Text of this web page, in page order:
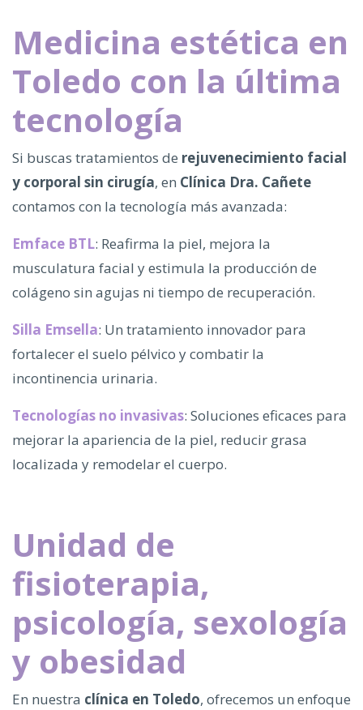
Medicina estética en
Toledo con la última
tecnología
Si buscas tratamientos de rejuvenecimiento facial
y corporal sin cirugía, en Clínica Dra. Cañete
contamos con la tecnología más avanzada:
Emface BTL: Reafirma la piel, mejora la
musculatura facial y estimula la producción de
colágeno sin agujas ni tiempo de recuperación.
Silla Emsella: Un tratamiento innovador para
fortalecer el suelo pélvico y combatir la
incontinencia urinaria.
Tecnologías no invasivas: Soluciones eficaces para
mejorar la apariencia de la piel, reducir grasa
localizada y remodelar el cuerpo.
Unidad de
fisioterapia,
psicología, sexología
y obesidad
En nuestra clínica en Toledo, ofrecemos un enfoque